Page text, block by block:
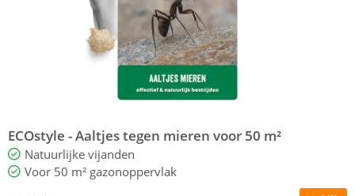
ECOstyle - Aaltjes tegen mieren voor 50 m²
Natuurlijke vijanden
Voor 50 m² gazonoppervlak